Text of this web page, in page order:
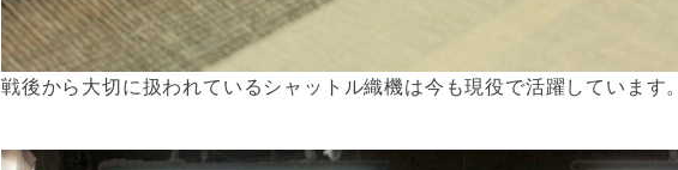
戦後から大切に扱われているシャットル織機は今も現役で活躍しています